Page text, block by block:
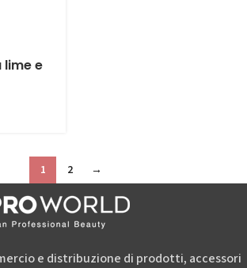
lime e
1 2 →
e distribuzione di prodotti, accessori